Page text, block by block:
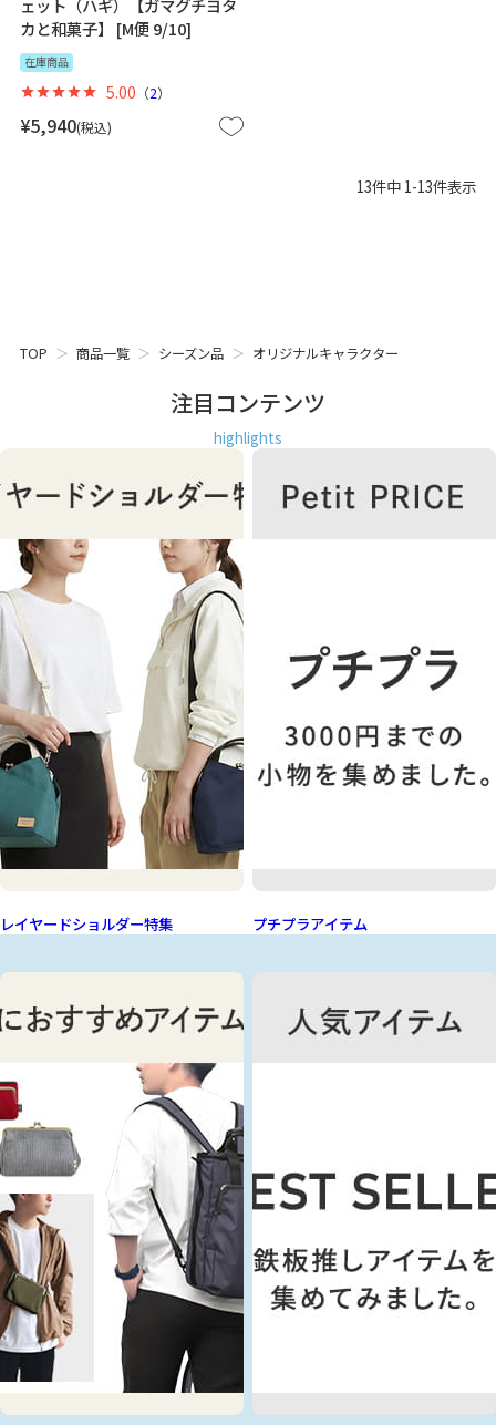
ェット（ハギ）【ガマグチヨタ
カと和菓子】 [M便 9/10]
在庫商品
¥5,940 税込
5.00 （2）
13件中 1-13件表示
TOP 商品一覧 シーズン品 オリジナルキャラクター
注目コンテンツ
highlights
レイヤードショルダー特集 プチプラアイテム